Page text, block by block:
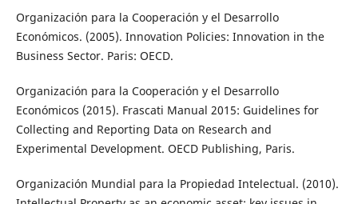
Organización para la Cooperación y el Desarrollo
Económicos. (2005). Innovation Policies: Innovation in the
Business Sector. Paris: OECD.
Organización para la Cooperación y el Desarrollo
Económicos (2015). Frascati Manual 2015: Guidelines for
Collecting and Reporting Data on Research and
Experimental Development. OECD Publishing, Paris.
Organización Mundial para la Propiedad Intelectual. (2010).